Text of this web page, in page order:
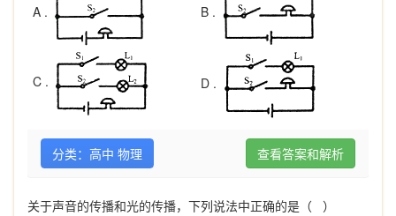
A . B .
C . D .
分类：高中 物理 查看答案和解析
关于声音的传播和光的传播，下列说法中正确的是（ ）